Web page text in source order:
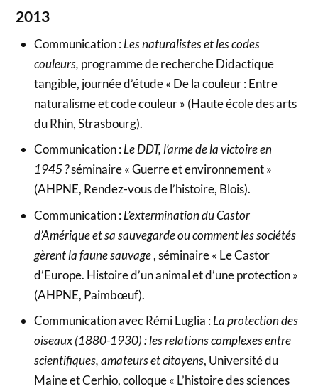
2013
Communication :Les naturalistes et les codes
couleurs, programme de recherche Didactique
tangible, journée d’étude « De la couleur : Entre
naturalisme et code couleur » (Haute école des arts
du Rhin, Strasbourg).
Communication :Le DDT, l’arme de la victoire en
1945 ?séminaire « Guerre et environnement »
(AHPNE, Rendez-vous de l’histoire, Blois).
Communication :L’extermination du Castor
d’Amérique et sa sauvegarde ou comment les sociétés
gèrent la faune sauvage, séminaire « Le Castor
d’Europe. Histoire d’un animal et d’une protection »
(AHPNE, Paimbœuf).
Communication avec Rémi Luglia :La protection des
oiseaux (1880-1930) : les relations complexes entre
scientifiques, amateurs et citoyens, Université du
Maine et Cerhio, colloque « L’histoire des sciences